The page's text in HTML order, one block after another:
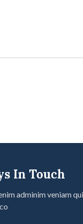
In Touch
adminim veniam